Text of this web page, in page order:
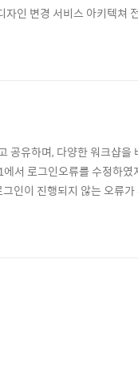
인 변경 서비스 아키텍쳐
경 - OVERMAP 서비스내
유하며, 다양한 워크샵을
로그인오류를 수정하였
인이 진행되지 않는 오류가
방식 변경 기존 구글 로그인